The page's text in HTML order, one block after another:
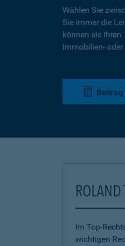
Wählen Sie
Sie immer die
können sie
Immobilien-
Beitrag
Im Top-
wichtigen